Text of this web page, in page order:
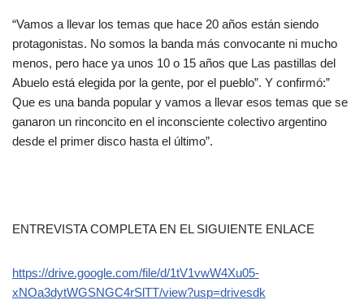
“Vamos a llevar los temas que hace 20 años están siendo
protagonistas. No somos la banda más convocante ni mucho
menos, pero hace ya unos 10 o 15 años que Las pastillas del
Abuelo está elegida por la gente, por el pueblo”. Y confirmó:”
Que es una banda popular y vamos a llevar esos temas que se
ganaron un rinconcito en el inconsciente colectivo argentino
desde el primer disco hasta el último”.
ENTREVISTA COMPLETA EN EL SIGUIENTE ENLACE
https://drive.google.com/file/d/1tV1vwW4Xu05-
xNOa3dytWGSNGC4rSlTT/view?usp=drivesdk